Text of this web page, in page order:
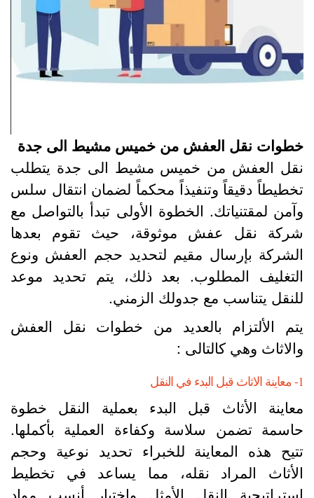
نقل العفش من خميس مشيط الى جدة
العفش من خميس مشيط الى جدة يتطلب
دقيقاً وتنفيذاً محكماً لضمان انتقال سلس
لمقتنياتك. الخطوة الأولى تبدأ بالتواصل مع
نقل عفش موثوقة، حيث تقوم بعدها
بإرسال مقيم لتحديد حجم العفش ونوع
المطلوب. بعد ذلك، يتم تحديد موعد
يتناسب مع جدولك الزمني.
الألتزام بالعديد من خطوات نقل العفش
وهي كالتالى :
الأثاث قبل البدء بعملية النقل خطوة
تضمن سلاسة وكفاءة العملية بأكملها.
هذه المعاينة للخبراء تحديد نوعية وحجم
المراد نقله، مما يساعد في تخطيط
النقل الأمثل واختيار أنسب مواد